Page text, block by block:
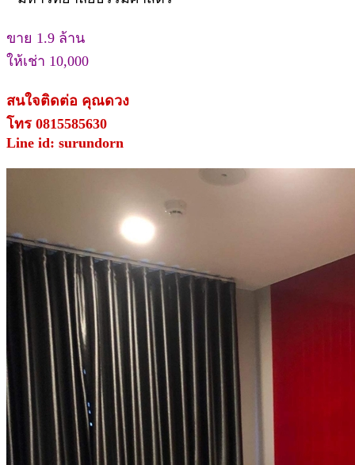
ขาย 1.9 ล้าน
ให้เช่า 10,000
สนใจติดต่อ คุณดวง
โทร 0815585630
Line id: surundorn